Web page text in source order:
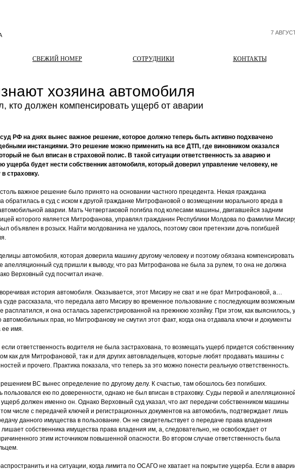
7
СВЕЖИЙ НОМЕР СОТРУДНИКИ КОНТАКТЫ
хозяина автомобиля
кто должен компенсировать ущерб от аварии
РФ на днях вынес важное решение, которое должно теперь быть активно подхвачено
инстанциями. Это решение можно применить на все ДТП, где виновником оказался
не был вписан в страховой полис. В такой ситуации ответственность за аварию и
ущерба будет нести собственник автомобиля, который доверил управление человеку, не
страховку.
важное решение было принято на основании частного прецедента. Некая гражданка
обратилась в суд с иском к другой гражданке Митрофановой о возмещении морального вреда в
аварии. Мать Четвертаковой погибла под колесами машины, двигавшейся задним
которого является Митрофанова, управлял гражданин Республики Молдова по фамилии
объявлен в розыск. Найти молдованина не удалось, поэтому свои претензии дочь погибшей
автомобиля, которая доверила машину другому человеку и поэтому обязана компенсировать
апелляционный суд пришли к выводу, что раз Митрофанова не была за рулем, то она не должна
Верховный суд посчитал иначе.
история автомобиля. Оказывается, этот Мисиру не сват и не брат Митрофановой, а…
рассказала, что передала авто Мисиру во временное пользование с последующим возможным
и она осталась зарегистрированной на прежнюю хозяйку. При этом, как выяснилось, у
прав, но Митрофанову не смутил этот факт, когда она отдавала ключи и документы
ее имя.
ответственность водителя не была застрахована, то возмещать ущерб придется собственнику
как для Митрофановой, так и для других автовладельцев, которые любят продавать машины с
и прочего. Практика показала, что теперь за это можно понести реальную ответственность.
ВС вынес определение по другому делу. К счастью, там обошлось без погибших.
ею по доверенности, однако не был вписан в страховку. Суды первой и
должен именно он. Однако Верховный суд указал, что акт передачи собственником машины
числе с передачей ключей и регистрационных документов на автомобиль, подтверждает лишь
данного имущества в пользование. Он не свидетельствует о передаче права владения
собственника имущества права владения им, а, следовательно, не освобождает от
этим источником повышенной опасности. Во втором случае ответственность была
и на ситуации, когда лимита по ОСАГО не хватает на покрытие ущерба. Если в